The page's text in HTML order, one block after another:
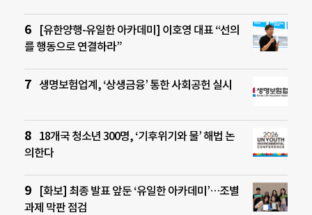
[유한양행-유일한 아카데미] 이호영 대표 “선의
를 행동으로 연결하라”
생명보험업계, ‘상생금융’ 통한 사회공헌 실시
18개국 청소년 300명, ‘기후위기와 물’ 해법 논
의한다
[화보] 최종 발표 앞둔 ‘유일한 아카데미’…조별
과제 막판 점검